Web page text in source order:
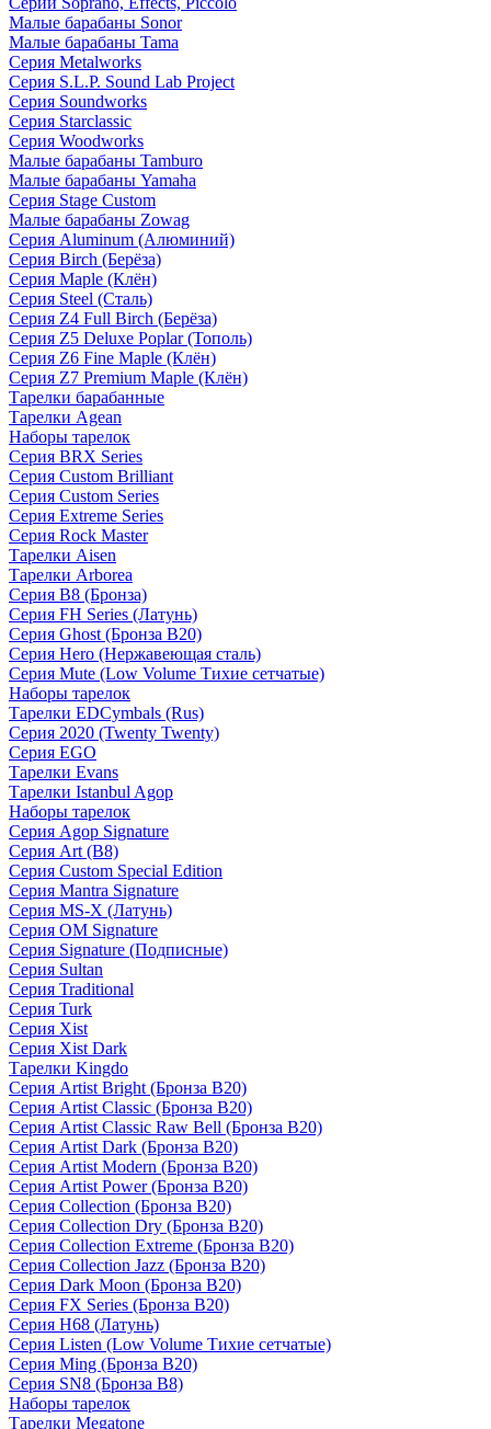
Малые барабаны Sonor
Малые барабаны Tama
Серия Metalworks
Серия S.L.P. Sound Lab Project
Серия Soundworks
Серия Starclassic
Серия Woodworks
Малые барабаны Tamburo
Малые барабаны Yamaha
Серия Stage Custom
Малые барабаны Zowag
Серия Aluminum (Алюминий)
Серия Birch (Берёза)
Серия Maple (Клён)
Серия Steel (Сталь)
Серия Z4 Full Birch (Берёза)
Серия Z5 Deluxe Poplar (Тополь)
Серия Z6 Fine Maple (Клён)
Серия Z7 Premium Maple (Клён)
Тарелки барабанные
Тарелки Agean
Наборы тарелок
Серия BRX Series
Серия Custom Brilliant
Серия Custom Series
Серия Extreme Series
Серия Rock Master
Тарелки Aisen
Тарелки Arborea
Серия B8 (Бронза)
Серия FH Series (Латунь)
Серия Ghost (Бронза B20)
Серия Hero (Нержавеющая сталь)
Серия Mute (Low Volume Тихие сетчатые)
Наборы тарелок
Тарелки EDCymbals (Rus)
Серия 2020 (Twenty Twenty)
Серия EGO
Тарелки Evans
Тарелки Istanbul Agop
Наборы тарелок
Серия Agop Signature
Серия Art (B8)
Серия Custom Special Edition
Серия Mantra Signature
Серия MS-X (Латунь)
Серия OM Signature
Серия Signature (Подписные)
Серия Sultan
Серия Traditional
Серия Turk
Серия Xist
Серия Xist Dark
Тарелки Kingdo
Серия Artist Bright (Бронза B20)
Серия Artist Classic (Бронза B20)
Серия Artist Classic Raw Bell (Бронза B20)
Серия Artist Dark (Бронза B20)
Серия Artist Modern (Бронза B20)
Серия Artist Power (Бронза B20)
Серия Collection (Бронза B20)
Серия Collection Dry (Бронза B20)
Серия Collection Extreme (Бронза B20)
Серия Collection Jazz (Бронза B20)
Серия Dark Moon (Бронза B20)
Серия FX Series (Бронза B20)
Серия H68 (Латунь)
Серия Listen (Low Volume Тихие сетчатые)
Серия Ming (Бронза B20)
Серия SN8 (Бронза B8)
Наборы тарелок
Тарелки Megatone